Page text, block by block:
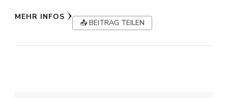
MEHR INFOS
📤 BEITRAG TEILEN